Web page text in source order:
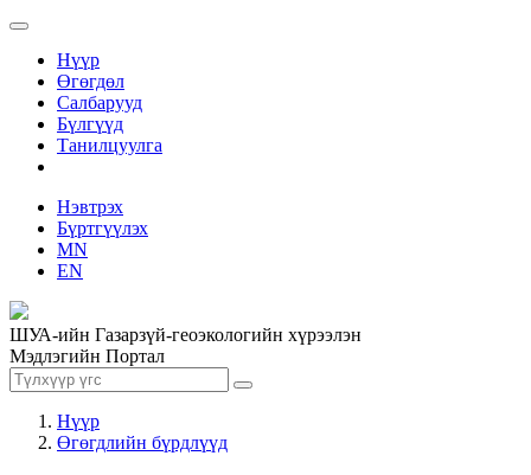
Нүүр
Өгөгдөл
Салбарууд
Бүлгүүд
Танилцуулга
Нэвтрэх
Бүртгүүлэх
MN
EN
ШУА-ийн Газарзүй-геоэкологийн хүрээлэн
Мэдлэгийн Портал
Нүүр
Өгөгдлийн бүрдлүүд